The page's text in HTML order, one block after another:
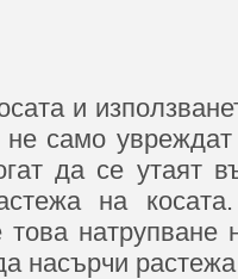
и
само увреждат
да се утаят
на
натрупване
насърчи